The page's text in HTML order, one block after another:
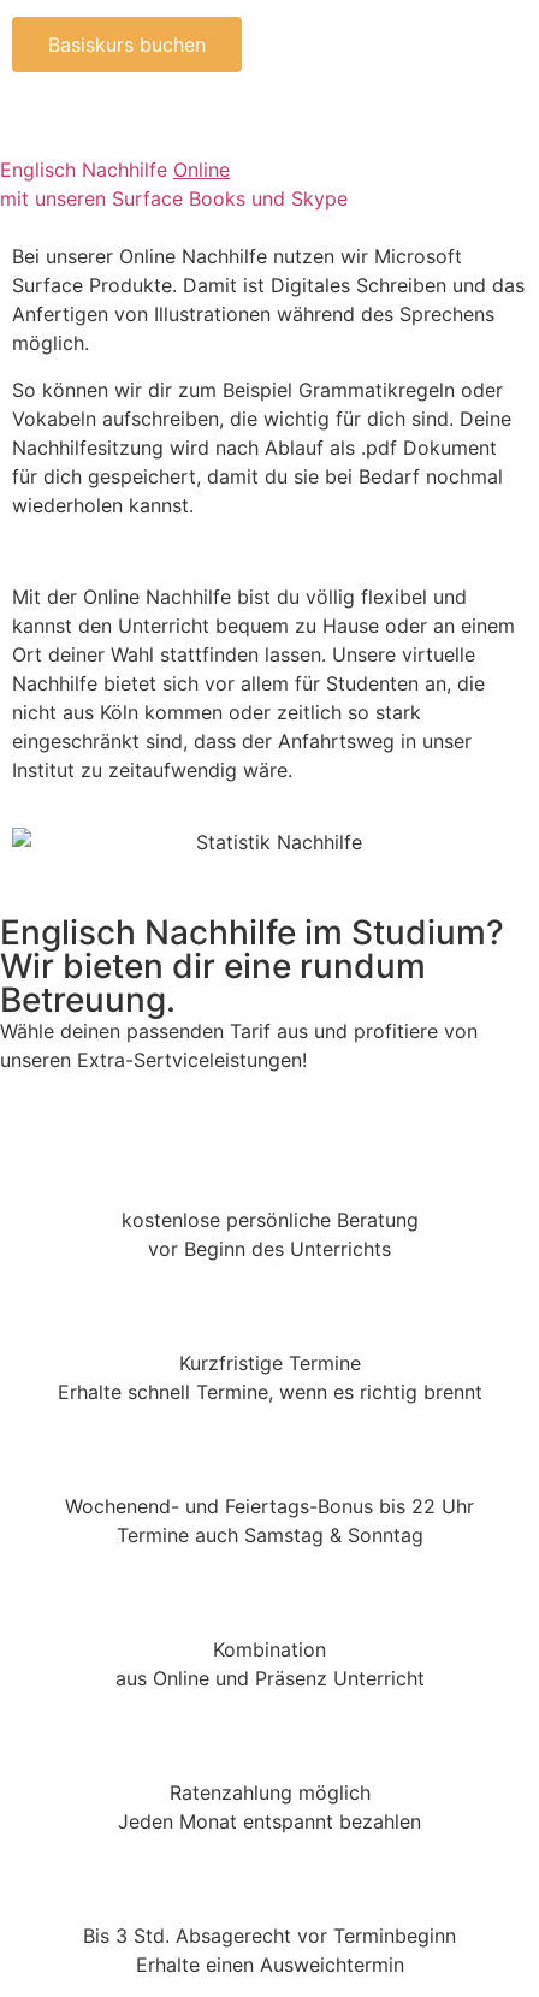
Basiskurs buchen
Englisch Nachhilfe Online
mit unseren Surface Books und Skype
Bei unserer Online Nachhilfe nutzen wir Microsoft
Surface Produkte. Damit ist Digitales Schreiben und das
Anfertigen von Illustrationen während des Sprechens
möglich.
So können wir dir zum Beispiel Grammatikregeln oder
Vokabeln aufschreiben, die wichtig für dich sind. Deine
Nachhilfesitzung wird nach Ablauf als .pdf Dokument
für dich gespeichert, damit du sie bei Bedarf nochmal
wiederholen kannst.
Mit der Online Nachhilfe bist du völlig flexibel und
kannst den Unterricht bequem zu Hause oder an einem
Ort deiner Wahl stattfinden lassen. Unsere virtuelle
Nachhilfe bietet sich vor allem für Studenten an, die
nicht aus Köln kommen oder zeitlich so stark
eingeschränkt sind, dass der Anfahrtsweg in unser
Institut zu zeitaufwendig wäre.
Englisch Nachhilfe im Studium?
Wir bieten dir eine rundum
Betreuung.
Wähle deinen passenden Tarif aus und profitiere von
unseren Extra-Sertviceleistungen!
kostenlose persönliche Beratung
vor Beginn des Unterrichts
Kurzfristige Termine
Erhalte schnell Termine, wenn es richtig brennt
Wochenend- und Feiertags-Bonus bis 22 Uhr
Termine auch Samstag & Sonntag
Kombination
aus Online und Präsenz Unterricht
Ratenzahlung möglich
Jeden Monat entspannt bezahlen
Bis 3 Std. Absagerecht vor Terminbeginn
Erhalte einen Ausweichtermin